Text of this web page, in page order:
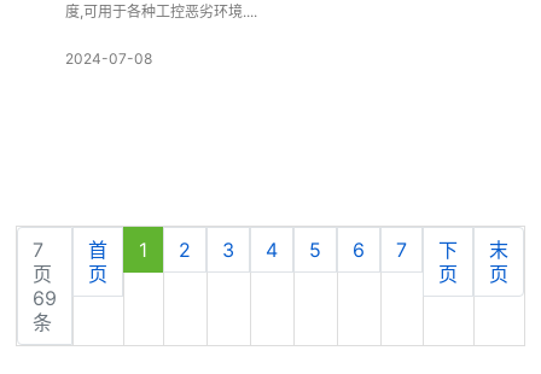
度,可用于各种工控恶劣环境....
2024-07-08
7
页
69
条
首
页
1 2 3 4 5 6 7
下
页
末
页